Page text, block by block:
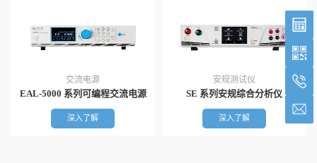
交流电源
EAL-5000 系列可编程交流电源
深入了解
安规测试仪
SE 系列安规综合分析仪
深入了解